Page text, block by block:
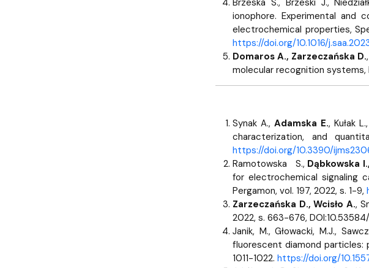
ionophore. Experimental
electrochemical properties,
https://doi.org/10.1016/
Domaros A., Zarzeczańska D.
molecular recognition systems,
Synak A., Adamska E., Kułak L.,
characterization, and
https://doi.org/10.3390/
Ramotowska S., Dąbkowska
for electrochemical signaling
Pergamon, vol. 197, 2022, s. 1-9,
Zarzeczańska D., Wcisło A.,
2022, s. 663-676,
Janik, M., Głowacki, M.J.,
fluorescent diamond particles:
1011-1022. https://doi.org/